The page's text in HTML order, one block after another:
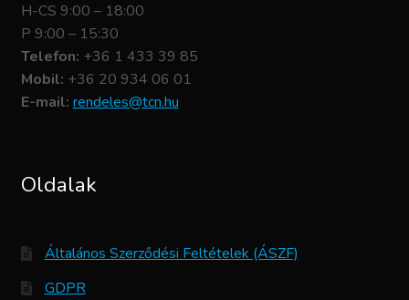
H-CS 9:00 – 18:00
P 9:00 – 15:30
Telefon: +36 1 433 39 85
Mobil: +36 20 934 06 01
E-mail: rendeles@tcn.hu
Oldalak
Általános Szerződési Feltételek (ÁSZF)
GDPR